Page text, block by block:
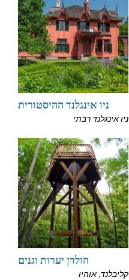
ניו אינגלנד ההיסטורית
ניו אינגלנד רבתי
הולדן יערות וגנים
קליבלנד, אוהיו